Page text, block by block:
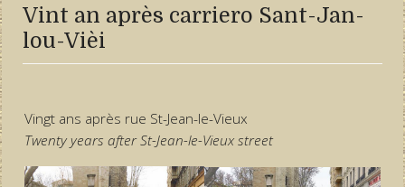
Vint an après carriero Sant-Jan-
lou-Vièi
Vingt ans après rue St-Jean-le-Vieux
Twenty years after St-Jean-le-Vieux street